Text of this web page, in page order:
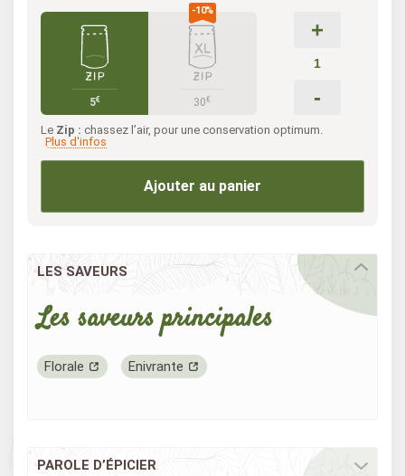
5€
Le Zip : chassez l’air, pour une conservation optimum.
Plus d'infos
30€
+
-
Ajouter au panier
LES SAVEURS
Les saveurs principales
Florale Enivrante
PAROLE D’ÉPICIER